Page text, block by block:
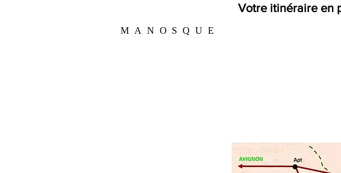
MANOSQUE
Votre itinéraire en